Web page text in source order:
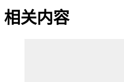
相关内容